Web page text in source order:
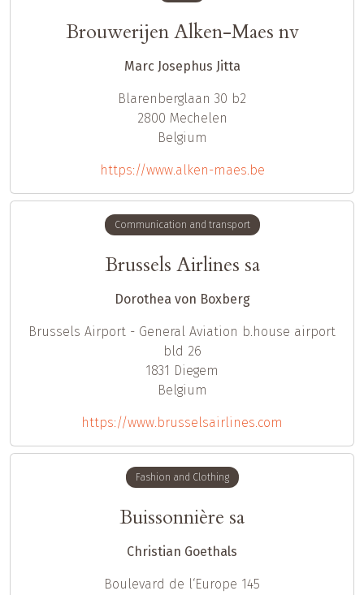
Brouwerijen Alken-Maes nv
Marc Josephus Jitta
Blarenberglaan 30 b2
2800 Mechelen
Belgium
https://www.alken-maes.be
Communication and transport
Brussels Airlines sa
Dorothea von Boxberg
Brussels Airport - General Aviation b.house airport
bld 26
1831 Diegem
Belgium
https://www.brusselsairlines.com
Fashion and Clothing
Buissonnière sa
Christian Goethals
Boulevard de l‘Europe 145